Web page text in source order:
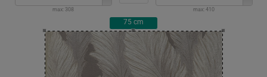
max: 308 max: 410
75 cm